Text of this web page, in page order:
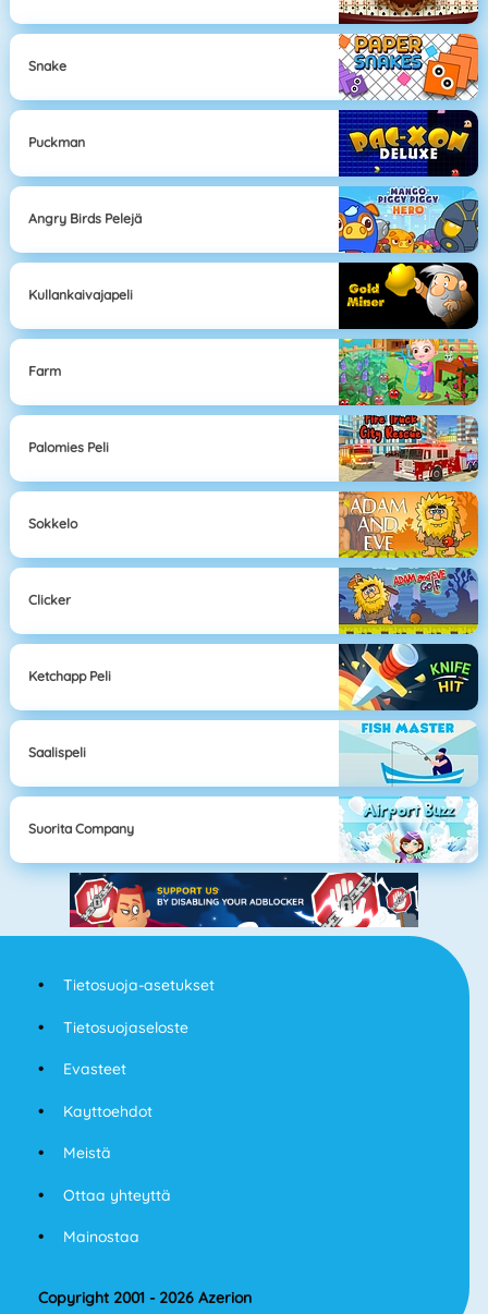
Snake
Puckman
Angry Birds Pelejä
Kullankaivajapeli
Farm
Palomies Peli
Sokkelo
Clicker
Ketchapp Peli
Saalispeli
Suorita Company
Tietosuoja-asetukset
Tietosuojaseloste
Evasteet
Kayttoehdot
Meistä
Ottaa yhteyttä
Mainostaa
Copyright 2001 - 2026 Azerion